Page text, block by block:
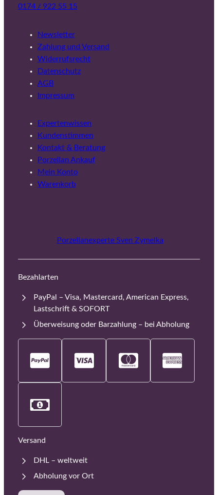
0174 / 922 55 15
Newsletter
Zahlung und Versand
Widerrufsrecht
Datenschutz
AGB
Impressum
Expertenwissen
Kundenstimmen
Kontakt & Beratung
Porzellan Ankauf
Mein Konto
Warenkorb
Porzellanexperte Sven Zymelka
Bezahlarten
PayPal – Visa, Mastercard, American Express,
Lastschrift & SOFORT
Überweisung oder Barzahlung – bei Abholung
Versand
DHL – weltweit
Abholung vor Ort